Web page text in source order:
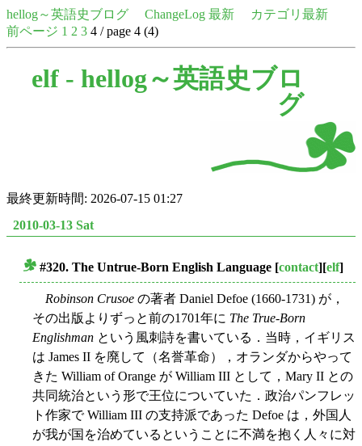
hellog～英語史ブログ ChangeLog 最新
カテゴリ最新
前ページ 1 2 3 4 / page 4 (4)
elf - hellog～英語史ブロ
グ
最終更新時間: 2026-07-15 01:27
2010-03-13 Sat
#320. The Untrue-Born English Language [contact][elf]
Robinson Crusoe の著者 Daniel Defoe (1660-1731) が，
その出版よりずっと前の1701年に The True-Born
Englishman という風刺詩を書いている．当時，イギリス
は James II を廃して（名誉革命），オランダからやって
きた William of Orange が William III として，Mary II との
共同統治という形で王位についていた．政治パンフレッ
ト作家で William III の支持派であった Defoe は，外国人
が我が国を治めているということに不満を抱く人々に対